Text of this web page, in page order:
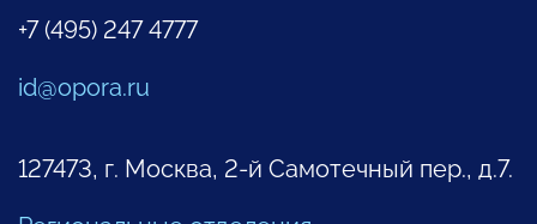
+7 (495) 247 4777
id@opora.ru
127473, г. Москва, 2-й Самотечный пер., д.7.